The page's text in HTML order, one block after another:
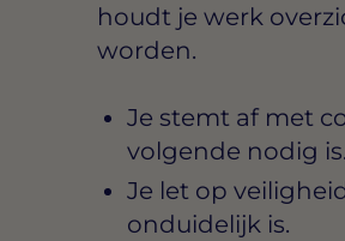
houdt je werk
worden.
Je stemt af met
volgende nodig is.
Je let op
onduidelijk is.